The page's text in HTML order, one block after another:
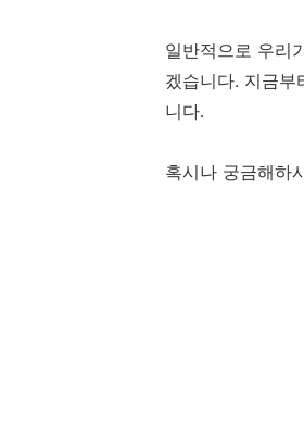
일반적으로 우리
겠습니다. 지금
니다.
혹시나 궁금해하